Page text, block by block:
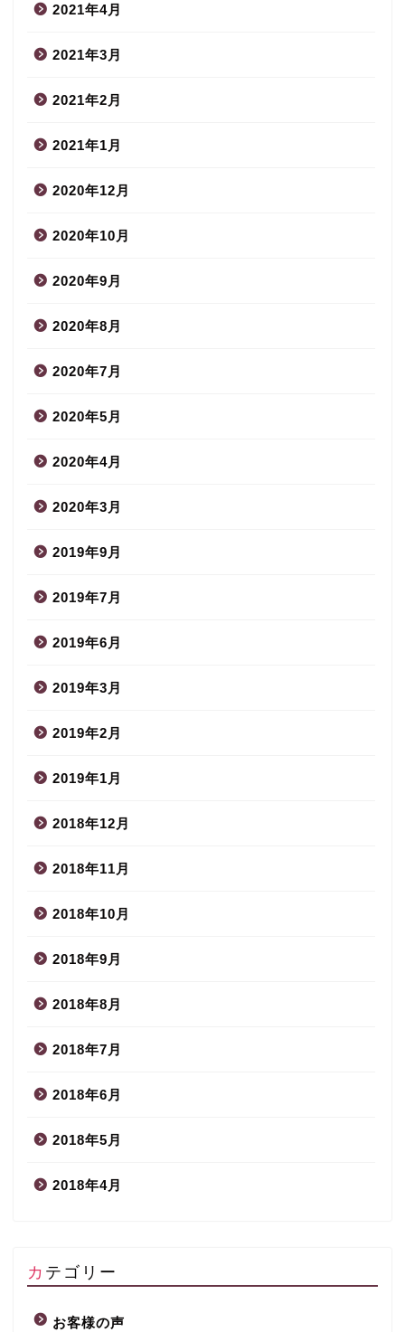
2021年4月
2021年3月
2021年2月
2021年1月
2020年12月
2020年10月
2020年9月
2020年8月
2020年7月
2020年5月
2020年4月
2020年3月
2019年9月
2019年7月
2019年6月
2019年3月
2019年2月
2019年1月
2018年12月
2018年11月
2018年10月
2018年9月
2018年8月
2018年7月
2018年6月
2018年5月
2018年4月
カテゴリー
お客様の声